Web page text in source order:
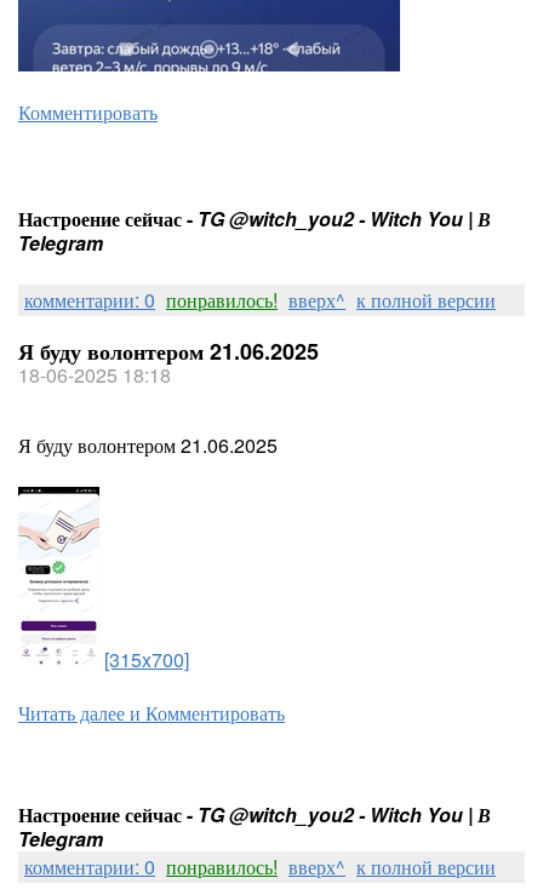
Комментировать
Настроение сейчас - TG @witch_you2 - Witch You | В
Telegram
комментарии: 0 понравилось! вверх^ к полной версии
Я буду волонтером 21.06.2025
18-06-2025 18:18
Я буду волонтером 21.06.2025
[315x700]
Читать далее и Комментировать
Настроение сейчас - TG @witch_you2 - Witch You | В
Telegram
комментарии: 0 понравилось! вверх^ к полной версии